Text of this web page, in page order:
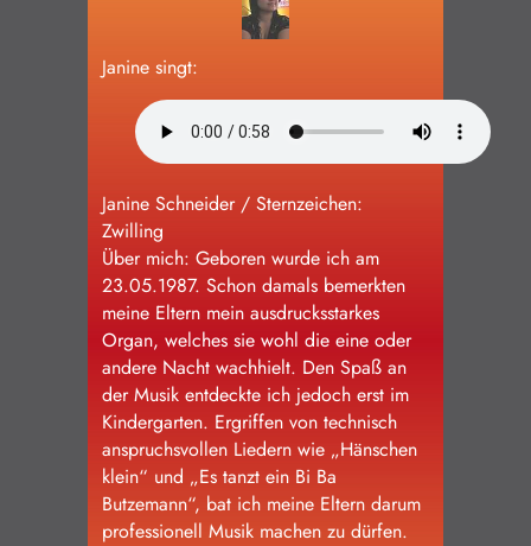
Schülerinnen und Schüler
Impressum/Datenschutz
Janine singt:
Janine Schneider / Sternzeichen:
Zwilling
Über mich: Geboren wurde ich am
23.05.1987. Schon damals bemerkten
meine Eltern mein ausdrucksstarkes
Organ, welches sie wohl die eine oder
andere Nacht wachhielt. Den Spaß an
der Musik entdeckte ich jedoch erst im
Kindergarten. Ergriffen von technisch
anspruchsvollen Liedern wie „Hänschen
klein“ und „Es tanzt ein Bi Ba
Butzemann“, bat ich meine Eltern darum
professionell Musik machen zu dürfen.